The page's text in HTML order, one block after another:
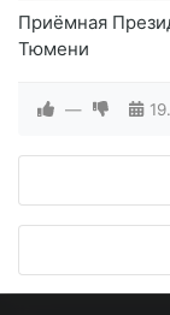
Приёмная
Тюмени
—